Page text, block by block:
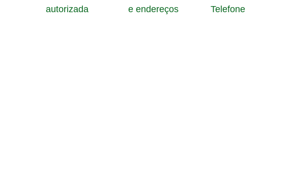
autorizada
e endereços
Telefone